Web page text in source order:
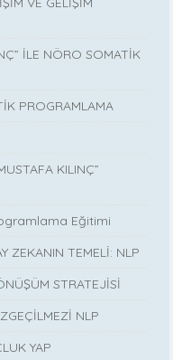
İLE NÖRO SOMATİK
PROGRAMLAMA
KILINÇ”
Eğitimi
ZEKANIN TEMELİ: NLP
STRATEJİSİ
NLP
YAP